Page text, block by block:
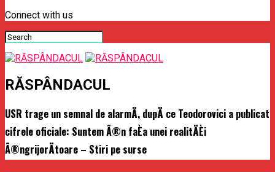
Connect with us
RĂSPÂNDACUL
USR trage un semnal de alarmÄ, dupÄ ce Teodorovici a publicat
cifrele oficiale: Suntem Ã®n faÈa unei realitÄÈi
Ã®ngrijorÄtoare – Stiri pe surse